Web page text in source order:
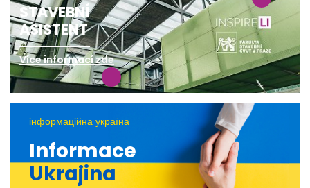
STAVEBNÍ
ASISTENT
Více informací zde
інформаційна україна
Informace
Ukrajina